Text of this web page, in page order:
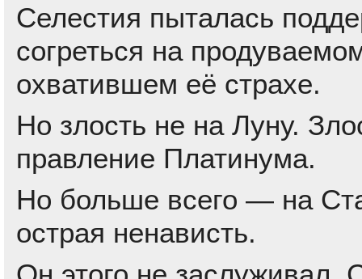
Селестия пыталась
согреться на
охватившем её страхе.
Но злость не на Луну.
правление Платинума.
Но больше всего — на
острая ненависть.